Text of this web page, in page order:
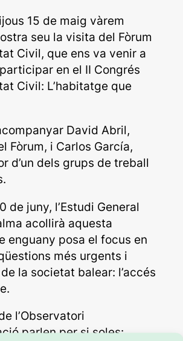
15 de maig vàrem
seu la visita del Fòrum
Civil, que ens va venir a
en el II Congrés
Civil: L’habitatge que
David Abril,
Fòrum, i Carlos García,
d’un dels grups de treball
de juny, l’Estudi General
acollirà aquesta
enguany posa el focus en
més urgents i
la societat balear: l’accés
l’Observatori
parlen per si soles: